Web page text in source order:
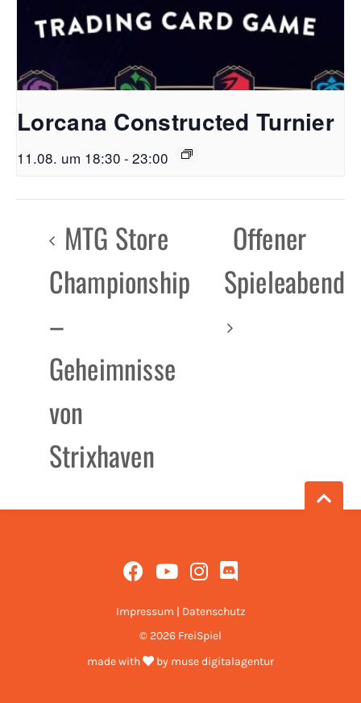
Lorcana Constructed Turnier
11.08. um 18:30 - 23:00
MTG Store
Championship
–
Geheimnisse
von
Strixhaven
Offener
Spieleabend
Impressum | Datenschutz
© 2026 FreiSpiel
made with
by muse digitalagentur